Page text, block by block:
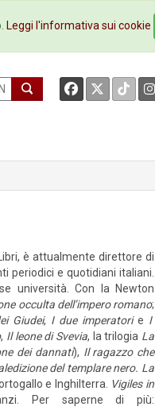
Contatti
è attualmente direttore di
periodici e quotidiani italiani.
università. Con la Newton
occulta dell’impero romano;
Giudei, I due imperatorie I
, Il leone di Svevia, la trilogia La
dei dannati), Il ragazzo che
del templare nero. La
e Inghilterra. Vigiles in
Per saperne di più:
Leggi l'informativa sui cookie